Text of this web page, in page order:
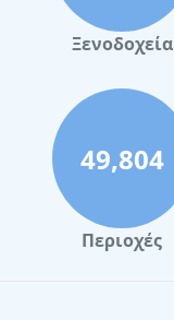
Ξενοδοχεία
49,804
Περιοχές